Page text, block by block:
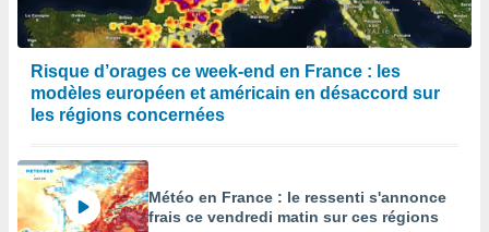
Risque d’orages ce week-end en France : les
modèles européen et américain en désaccord sur
les régions concernées
Météo en France : le ressenti s'annonce
frais ce vendredi matin sur ces régions